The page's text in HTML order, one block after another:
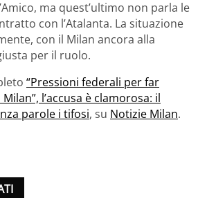
ma quest’ultimo non parla le
con l’Atalanta. La situazione
con il Milan ancora alla
per il ruolo.
“Pressioni federali per far
l’accusa è clamorosa: il
parole i tifosi, su Notizie Milan.